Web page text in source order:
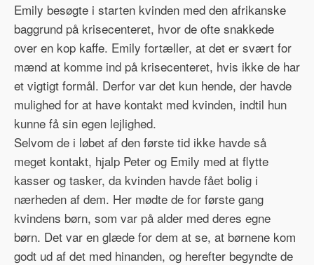
Emily besøgte i starten kvinden med den afrikanske
baggrund på krisecenteret, hvor de ofte snakkede
over en kop kaffe. Emily fortæller, at det er svært for
mænd at komme ind på krisecenteret, hvis ikke de har
et vigtigt formål. Derfor var det kun hende, der havde
mulighed for at have kontakt med kvinden, indtil hun
kunne få sin egen lejlighed.
Selvom de i løbet af den første tid ikke havde så
meget kontakt, hjalp Peter og Emily med at flytte
kasser og tasker, da kvinden havde fået bolig i
nærheden af dem. Her mødte de for første gang
kvindens børn, som var på alder med deres egne
børn. Det var en glæde for dem at se, at børnene kom
godt ud af det med hinanden, og herefter begyndte de